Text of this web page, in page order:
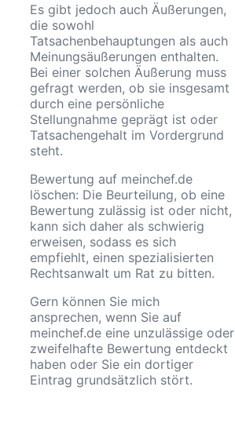
Es gibt jedoch auch Äußerungen,
die sowohl
Tatsachenbehauptungen als auch
Meinungsäußerungen enthalten.
Bei einer solchen Äußerung muss
gefragt werden, ob sie insgesamt
durch eine persönliche
Stellungnahme geprägt ist oder
Tatsachengehalt im Vordergrund
steht.
Bewertung auf meinchef.de
löschen: Die Beurteilung, ob eine
Bewertung zulässig ist oder nicht,
kann sich daher als schwierig
erweisen, sodass es sich
empfiehlt, einen spezialisierten
Rechtsanwalt um Rat zu bitten.
Gern können Sie mich
ansprechen, wenn Sie auf
meinchef.de eine unzulässige oder
zweifelhafte Bewertung entdeckt
haben oder Sie ein dortiger
Eintrag grundsätzlich stört.